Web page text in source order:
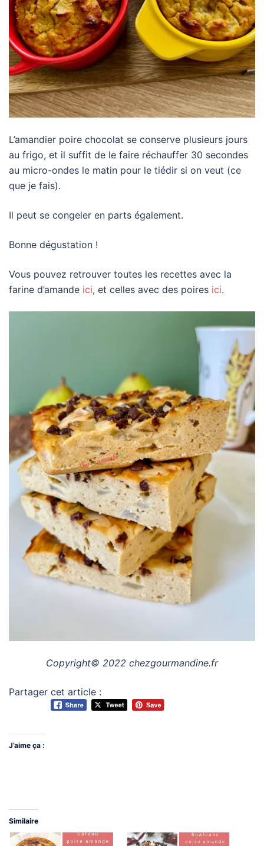
L’amandier poire chocolat se conserve plusieurs jours
au frigo, et il suffit de le faire réchauffer 30 secondes
au micro-ondes le matin pour le tiédir si on veut (ce
que je fais).
Il peut se congeler en parts également.
Bonne dégustation !
Vous pouvez retrouver toutes les recettes avec la
farine d’amande ici, et celles avec des poires ici.
Copyright© 2022 chezgourmandine.fr
Partager cet article :
J’aime ça :
Similaire